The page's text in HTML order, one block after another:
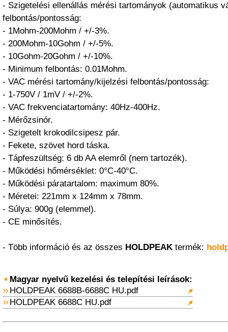
- Szigetelési ellenállás mérési tartományok (automatikus
felbontás/pontosság:
- 1Mohm-200Mohm / +/-3%.
- 200Mohm-10Gohm / +/-5%.
- 10Gohm-20Gohm / +/-10%.
- Minimum felbontás: 0.01Mohm.
- VAC mérési tartomány/kijelzési felbontás/pontosság:
- 1-750V / 1mV / +/-2%.
- VAC frekvenciatartomány: 40Hz-400Hz.
- Mérőzsinór.
- Szigetelt krokodilcsipesz pár.
- Fekete, szövet hord táska.
- Tápfeszültség: 6 db AA elemről (nem tartozék).
- Működési hőmérséklet: 0°C-40°C.
- Működési páratartalom: maximum 80%.
- Méretei: 221mm x 124mm x 78mm.
- Súlya: 900g (elemmel).
- CE minősítés.
- Több információ és az összes HOLDPEAK termék:
Magyar nyelvű kezelési és telepítési leírások:
HOLDPEAK 6688B-6688C HU.pdf
HOLDPEAK 6688C HU.pdf